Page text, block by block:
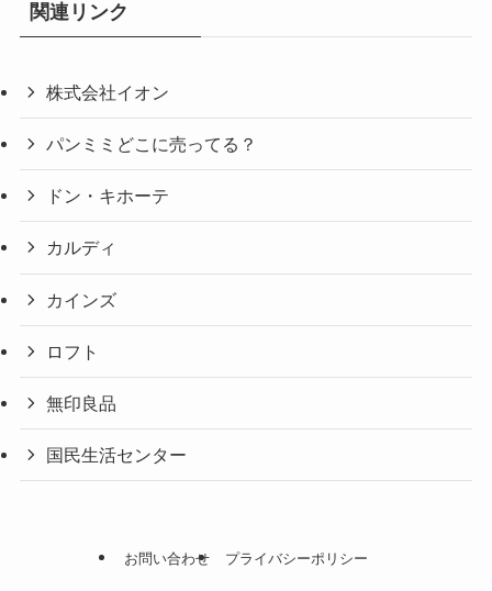
関連リンク
株式会社イオン
パンミミどこに売ってる？
ドン・キホーテ
カルディ
カインズ
ロフト
無印良品
国民生活センター
お問い合わせ プライバシーポリシー